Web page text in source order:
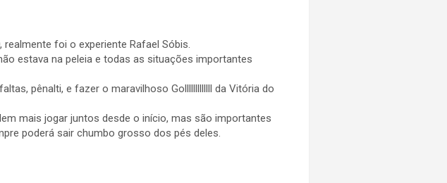
foi o experiente Rafael Sóbis.
estava na peleia e todas as situações importantes
pênalti, e fazer o maravilhoso Golllllllllllll da Vitória do
mais jogar juntos desde o início, mas são importantes
poderá sair chumbo grosso dos pés deles.